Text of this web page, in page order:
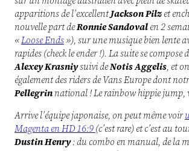
apparitions de l’excellentJackson Pilzet
nouvelle part deRonnie Sandovalen 2
«Loose Ends»), sur une musique bien lente
rapides (check le ender !).La suite se compose
Alexey Krasniysuivi deNotis Aggelis, et
également des riders de Vans Europe dont
Pellegrinnational ! Le rainbow hippie jump,
Arrive l’équipe japonaise, on peut même voir
Magenta en HD 16:9(c’est rare) et c’est au
Dustin Henry: du combo en manual, de la